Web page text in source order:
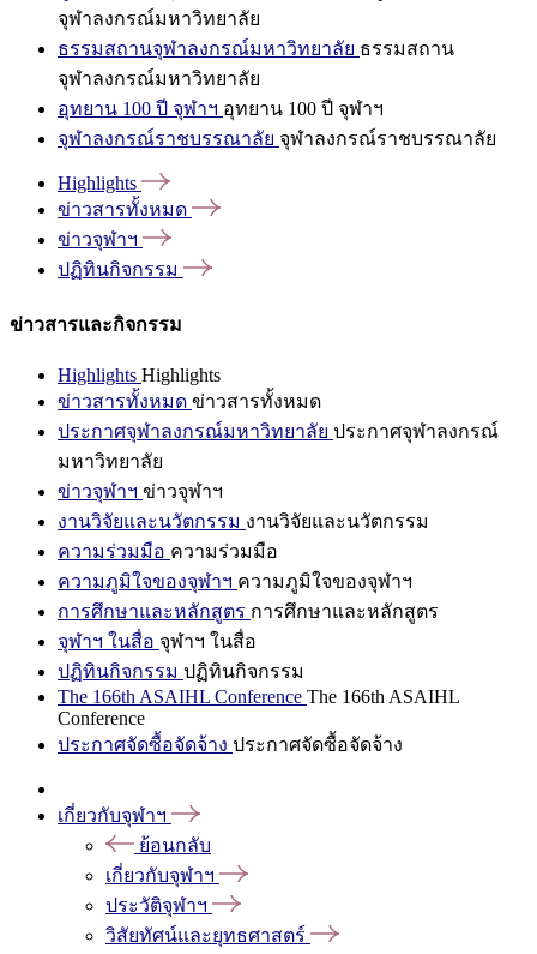
จุฬาลงกรณ์มหาวิทยาลัย
ธรรมสถานจุฬาลงกรณ์มหาวิทยาลัย ธรรมสถาน
จุฬาลงกรณ์มหาวิทยาลัย
อุทยาน 100 ปี จุฬาฯ อุทยาน 100 ปี จุฬาฯ
จุฬาลงกรณ์ราชบรรณาลัย จุฬาลงกรณ์ราชบรรณาลัย
Highlights
ข่าวสารทั้งหมด
ข่าวจุฬาฯ
ปฏิทินกิจกรรม
ข่าวสารและกิจกรรม
Highlights Highlights
ข่าวสารทั้งหมด ข่าวสารทั้งหมด
ประกาศจุฬาลงกรณ์มหาวิทยาลัย ประกาศจุฬาลงกรณ์
มหาวิทยาลัย
ข่าวจุฬาฯ ข่าวจุฬาฯ
งานวิจัยและนวัตกรรม งานวิจัยและนวัตกรรม
ความร่วมมือ ความร่วมมือ
ความภูมิใจของจุฬาฯ ความภูมิใจของจุฬาฯ
การศึกษาและหลักสูตร การศึกษาและหลักสูตร
จุฬาฯ ในสื่อ จุฬาฯ ในสื่อ
ปฏิทินกิจกรรม ปฏิทินกิจกรรม
The 166th ASAIHL Conference The 166th ASAIHL
Conference
ประกาศจัดซื้อจัดจ้าง ประกาศจัดซื้อจัดจ้าง
เกี่ยวกับจุฬาฯ
ย้อนกลับ
เกี่ยวกับจุฬาฯ
ประวัติจุฬาฯ
วิสัยทัศน์และยุทธศาสตร์